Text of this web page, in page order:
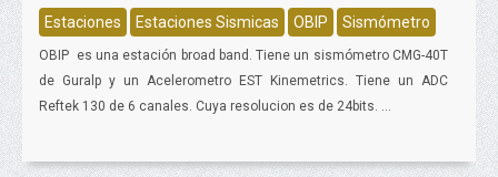
Estaciones
Estaciones Sismicas OBIP Sismómetro
OBIP es una estación broad band. Tiene un sismómetro CMG-40T
de Guralp y un Acelerometro EST Kinemetrics. Tiene un ADC
Reftek 130 de 6 canales. Cuya resolucion es de 24bits. ...